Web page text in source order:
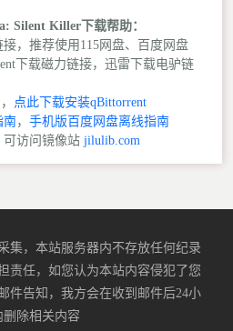
Silent Killer下载帮助：
，推荐使用115网盘、百度网盘
下载磁力链接，迅雷下载电驴链
，
点此下载安装qBittorrent
南， 手机版百度网盘离线指南
可访问镜像站 jilulib.com
集，本站服务器内不存放任何纪录
责任，如您认为本站内容侵犯了您
件告知，我方会在收到邮件后24小
删除相关内容